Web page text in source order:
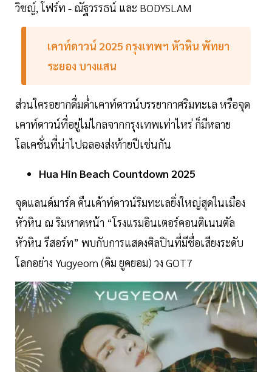
วิชญ์, โฟร์ท - ณัฐวรรธน์ และ BODYSLAM
เคาท์ดาวน์ 2025 กรุงเทพฯ หัวหิน พัทยา
ระยอง บางแสน
ส่วนใครอยากดื่มด่ำเคาท์ดาวน์บรรยากาศริมทะเล หรือจุด
เคาท์ดาวน์ที่อยู่ไม่ไกลจากกรุงเทพเท่าไหร่ ก็มีหลาย
โลเคชั่นที่น่าไปฉลองส่งท้ายปีเช่นกัน
Hua Hin Beach Countdown 2025
จุดแลนด์มาร์ค คืนเค้าท์ดาวน์ริมทะเลยิ่งใหญ่สุดในเมือง
หัวหิน ณ ริมหาดหน้า “โรงแรมอินเตอร์คอนติเนนตัล
หัวหิน รีสอร์ท” พบกับการแสดงศิลปินที่มีชื่อเสียงระดับ
โลกอย่าง Yugyeom (คิม ยูคยอม) วง GOT7